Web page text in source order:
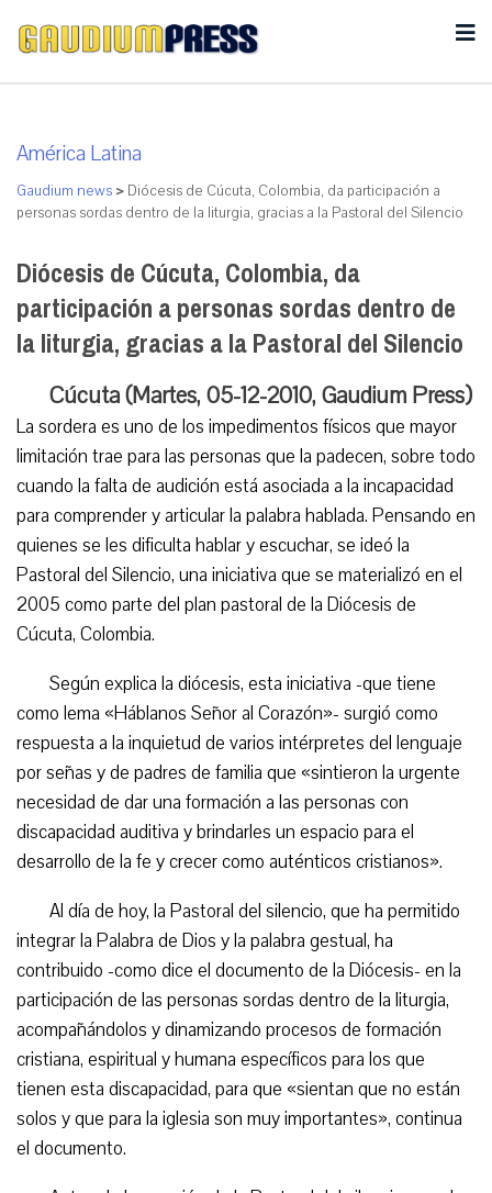
América Latina
Gaudium news > Diócesis de Cúcuta, Colombia, da participación a
personas sordas dentro de la liturgia, gracias a la Pastoral del Silencio
Diócesis de Cúcuta, Colombia, da
participación a personas sordas dentro de
la liturgia, gracias a la Pastoral del Silencio
Cúcuta (Martes, 05-12-2010, Gaudium Press)
La sordera es uno de los impedimentos físicos que mayor
limitación trae para las personas que la padecen, sobre todo
cuando la falta de audición está asociada a la incapacidad
para comprender y articular la palabra hablada. Pensando en
quienes se les dificulta hablar y escuchar, se ideó la
Pastoral del Silencio, una iniciativa que se materializó en el
2005 como parte del plan pastoral de la Diócesis de
Cúcuta, Colombia.
Según explica la diócesis, esta iniciativa -que tiene
como lema «Háblanos Señor al Corazón»- surgió como
respuesta a la inquietud de varios intérpretes del lenguaje
por señas y de padres de familia que «sintieron la urgente
necesidad de dar una formación a las personas con
discapacidad auditiva y brindarles un espacio para el
desarrollo de la fe y crecer como auténticos cristianos».
Al día de hoy, la Pastoral del silencio, que ha permitido
integrar la Palabra de Dios y la palabra gestual, ha
contribuido -como dice el documento de la Diócesis- en la
participación de las personas sordas dentro de la liturgia,
acompañándolos y dinamizando procesos de formación
cristiana, espiritual y humana específicos para los que
tienen esta discapacidad, para que «sientan que no están
solos y que para la iglesia son muy importantes», continua
el documento.